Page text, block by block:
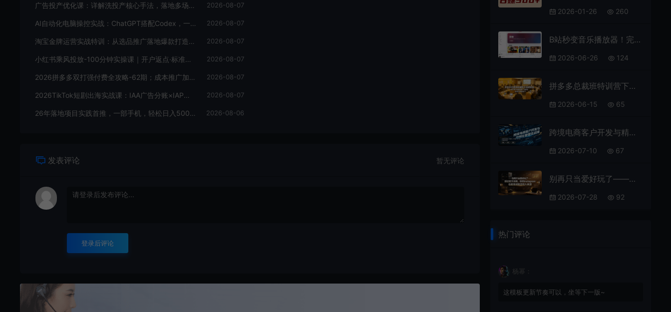
广告投产优化课：详解洗投产核心手法，落地多场景投放提效增收方案 2026-08-07
AI自动化电脑操控实战：ChatGPT搭配Codex，一键指令远程自动操控电脑完成工作 2026-08-07
淘宝金牌运营实战特训：从选品推广落地爆款打造，店铺运营全链路拆解 2026-08-07
小红书乘风投放-100分钟实操课｜开户返点·标准投搭建·莱卡定向，新店建模撬动笔记自然流量全套教学 2026-08-07
2026拼多多双打强付费全攻略-62期；成本推广加托管双剑合璧，系统讲解7种付费玩法优劣势与选择策略 2026-08-07
2026TikTok短剧出海实战课：IAA广告分账×IAP付费变现×账号搭建×平台规则×双轨爆发×回款全流程 2026-08-07
26年落地项目实践首推，一部手机，轻松日入500+，长期稳定 2026-08-06
发表评论 暂无评论
登录后评论
2026-01-26 260
B站秒变音乐播放器！完全开源免费，把B站变成像Apple Music一样顺手的桌面音乐资料库，BiliMusic
2026-06-26 124
拼多多总裁班特训营下线课复盘，强付费才是硬道理，想賺钱，来这2天就够了
2026-06-15 65
跨境电商客户开发与精细化管理实战课｜海外精准客源挖掘、询盘转化、老客维护、客户分层全流程落地教程
2026-07-10 67
别再只当爱好玩了——按这套方法做，你的Instagram也能变成稳定收入来源
2026-07-28 92
热门评论
杨幂：
这模板更新节奏可以，坐等下一版~